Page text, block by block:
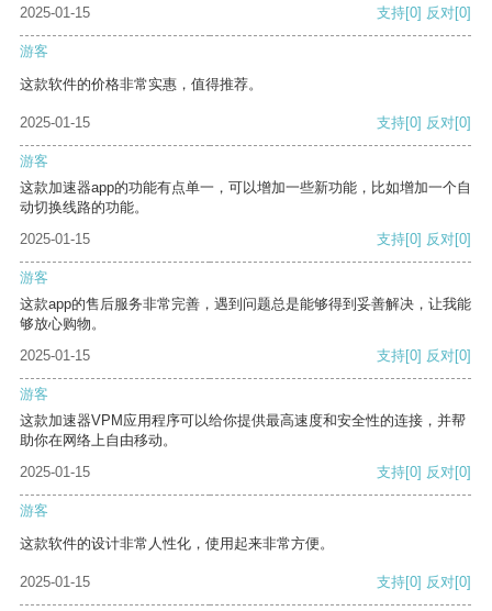
2025-01-15
支持[0] 反对[0]
游客
这款软件的价格非常实惠，值得推荐。
2025-01-15 支持[0] 反对[0]
游客
这款加速器app的功能有点单一，可以增加一些新功能，比如增加一个自
动切换线路的功能。
2025-01-15
支持[0] 反对[0]
游客
这款app的售后服务非常完善，遇到问题总是能够得到妥善解决，让我能
够放心购物。
2025-01-15
支持[0] 反对[0]
游客
这款加速器VPM应用程序可以给你提供最高速度和安全性的连接，并帮
助你在网络上自由移动。
2025-01-15
支持[0] 反对[0]
游客
这款软件的设计非常人性化，使用起来非常方便。
2025-01-15 支持[0] 反对[0]